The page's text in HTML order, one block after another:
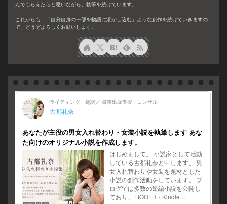
んでもらえたらと思いながら、執筆を続けています。
これからも、「自分自身の一部を物語に溶かし込む」ような創作を続けていきますの
で、どうぞよろしくお願いします。